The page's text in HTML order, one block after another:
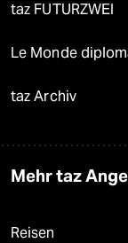
taz FUTURZWEI
Le Monde
taz Archiv
Mehr taz
Reisen